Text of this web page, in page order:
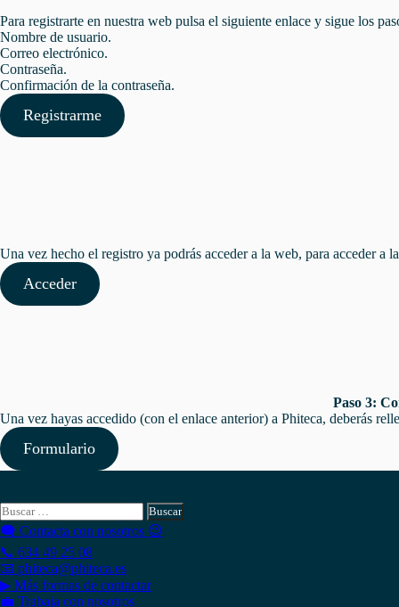
Para registrarte en nuestra web pulsa el siguiente enlace y sigue los
Nombre de usuario.
Correo electrónico.
Contraseña.
Confirmación de la contraseña.
Registrarme
Una vez hecho el registro ya podrás acceder a la web, para acceder
Acceder
Paso 3:
Una vez hayas accedido (con el enlace anterior) a Phiteca, deberás
Formulario
Buscar:
🗨 Contacta con nosotros 😉
📞 634 49 25 08
📧 phiteca@phiteca.es
▶ Más formas de contactar
💼 Trabaja con nosotros